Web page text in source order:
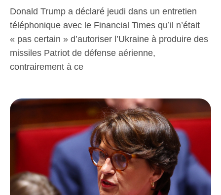
Donald Trump a déclaré jeudi dans un entretien
téléphonique avec le Financial Times qu’il n’était
« pas certain » d’autoriser l’Ukraine à produire des
missiles Patriot de défense aérienne,
contrairement à ce